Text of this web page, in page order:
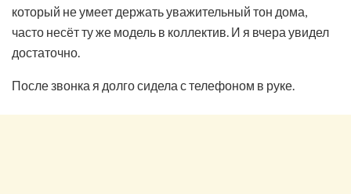
который не умеет держать уважительный тон дома,
часто несёт ту же модель в коллектив. И я вчера увидел
достаточно.
После звонка я долго сидела с телефоном в руке.